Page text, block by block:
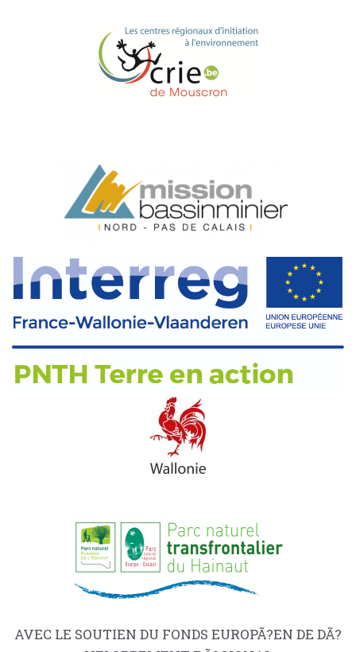
AVEC LE SOUTIEN DU FONDS EUROPÃ?EN DE DÃ?